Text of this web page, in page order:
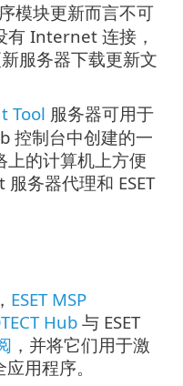
模块更新而言不可
有 Internet 连接，
服务器下载更新文
Tool 服务器可用于
控制台中创建的一
上的计算机上方便
务器代理和 ESET
， ESET MSP
Hub 与 ESET
，并将它们用于激
用程序。